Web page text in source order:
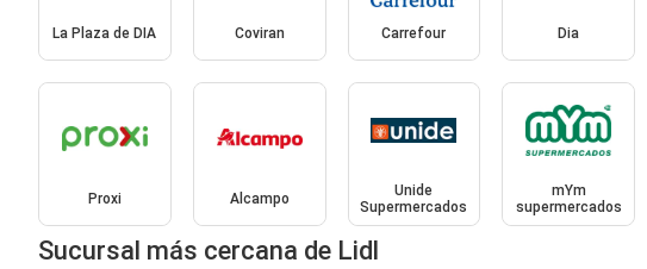
La Plaza de DIA Coviran Carrefour Dia
Proxi Alcampo
Unide
Supermercados
mYm
supermercados
Sucursal más cercana de Lidl